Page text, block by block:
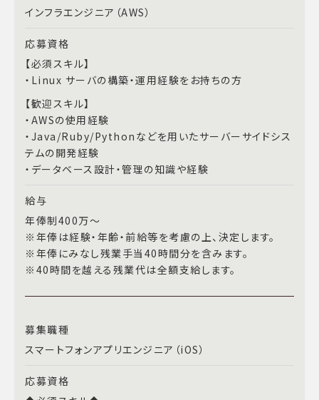
インフラエンジニア（AWS）
応募資格
【必須スキル】
・Linux サーバの構築・運用経験をお持ちの方
【歓迎スキル】
・AWSの使用経験
・Java/Ruby/Pythonなどを用いたサーバーサイドシス
テムの開発経験
・データベース設計・管理の知識や経験
給与
年俸制400万～
※年俸は経験・年齢・前給等を考慮の上、決定します。
※年俸にみなし残業手当40時間分を含みます。
※40時間を越える残業代は全額支給します。
募集職種
スマートフォンアプリエンジニア（iOS）
応募資格